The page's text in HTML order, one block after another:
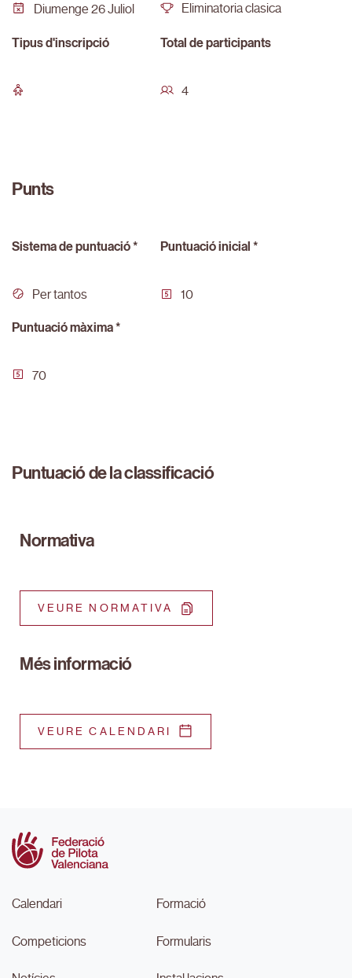
Diumenge 26 Juliol Eliminatoria clasica
Tipus d'inscripció Total de participants
4
Punts
Sistema de puntuació *
Per tantos
Puntuació inicial *
10
Puntuació màxima *
70
Puntuació de la classificació
Normativa
VEURE NORMATIVA
Més informació
VEURE CALENDARI
Calendari
Competicions
Formació
Formularis